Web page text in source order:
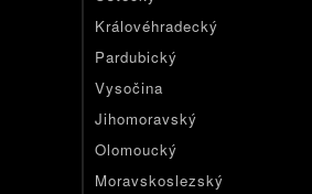
Královéhradecký
Pardubický
Vysočina
Jihomoravský
Olomoucký
Moravskoslezský